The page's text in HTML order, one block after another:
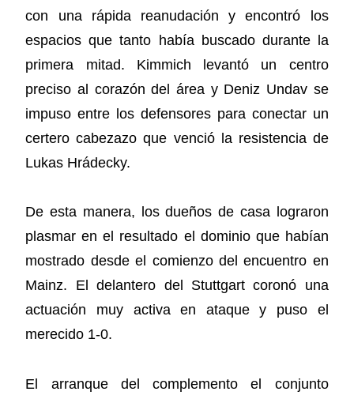
con una rápida reanudación y encontró los
espacios que tanto había buscado durante la
primera mitad. Kimmich levantó un centro
preciso al corazón del área y Deniz Undav se
impuso entre los defensores para conectar un
certero cabezazo que venció la resistencia de
Lukas Hrádecky.
De esta manera, los dueños de casa lograron
plasmar en el resultado el dominio que habían
mostrado desde el comienzo del encuentro en
Mainz. El delantero del Stuttgart coronó una
actuación muy activa en ataque y puso el
merecido 1-0.
El arranque del complemento el conjunto